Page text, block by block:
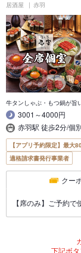
居酒屋 赤羽
牛タンしゃぶ・もつ鍋が旨
3001～4000円
赤羽駅 徒歩2分/個
【アプリ予約限定】最大
適格請求書発行事業者
クー
【席のみ】ご予約
下記ボ